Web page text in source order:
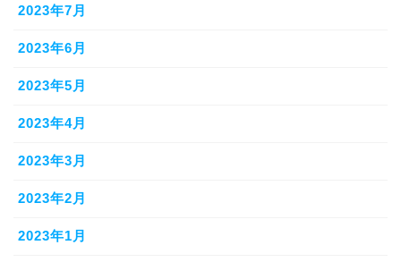
2023年7月
2023年6月
2023年5月
2023年4月
2023年3月
2023年2月
2023年1月